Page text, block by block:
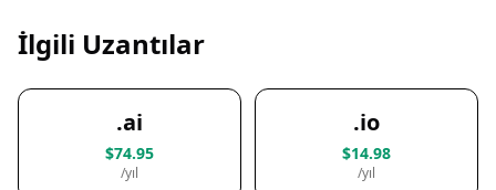
İlgili Uzantılar
.ai
$74.95
/yıl
.io
$14.98
/yıl